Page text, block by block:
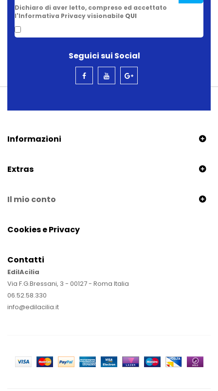
Dichiaro di aver letto, compreso ed accettato
l'Informativa Privacy visionabile QUI
Seguici sui Social
Informazioni
Extras
Il mio conto
Cookies e Privacy
Contatti
EdilAcilia
Via F.G.Bressani, 3 - 00127 - Roma Italia
06.52.58.330
info@edilacilia.it